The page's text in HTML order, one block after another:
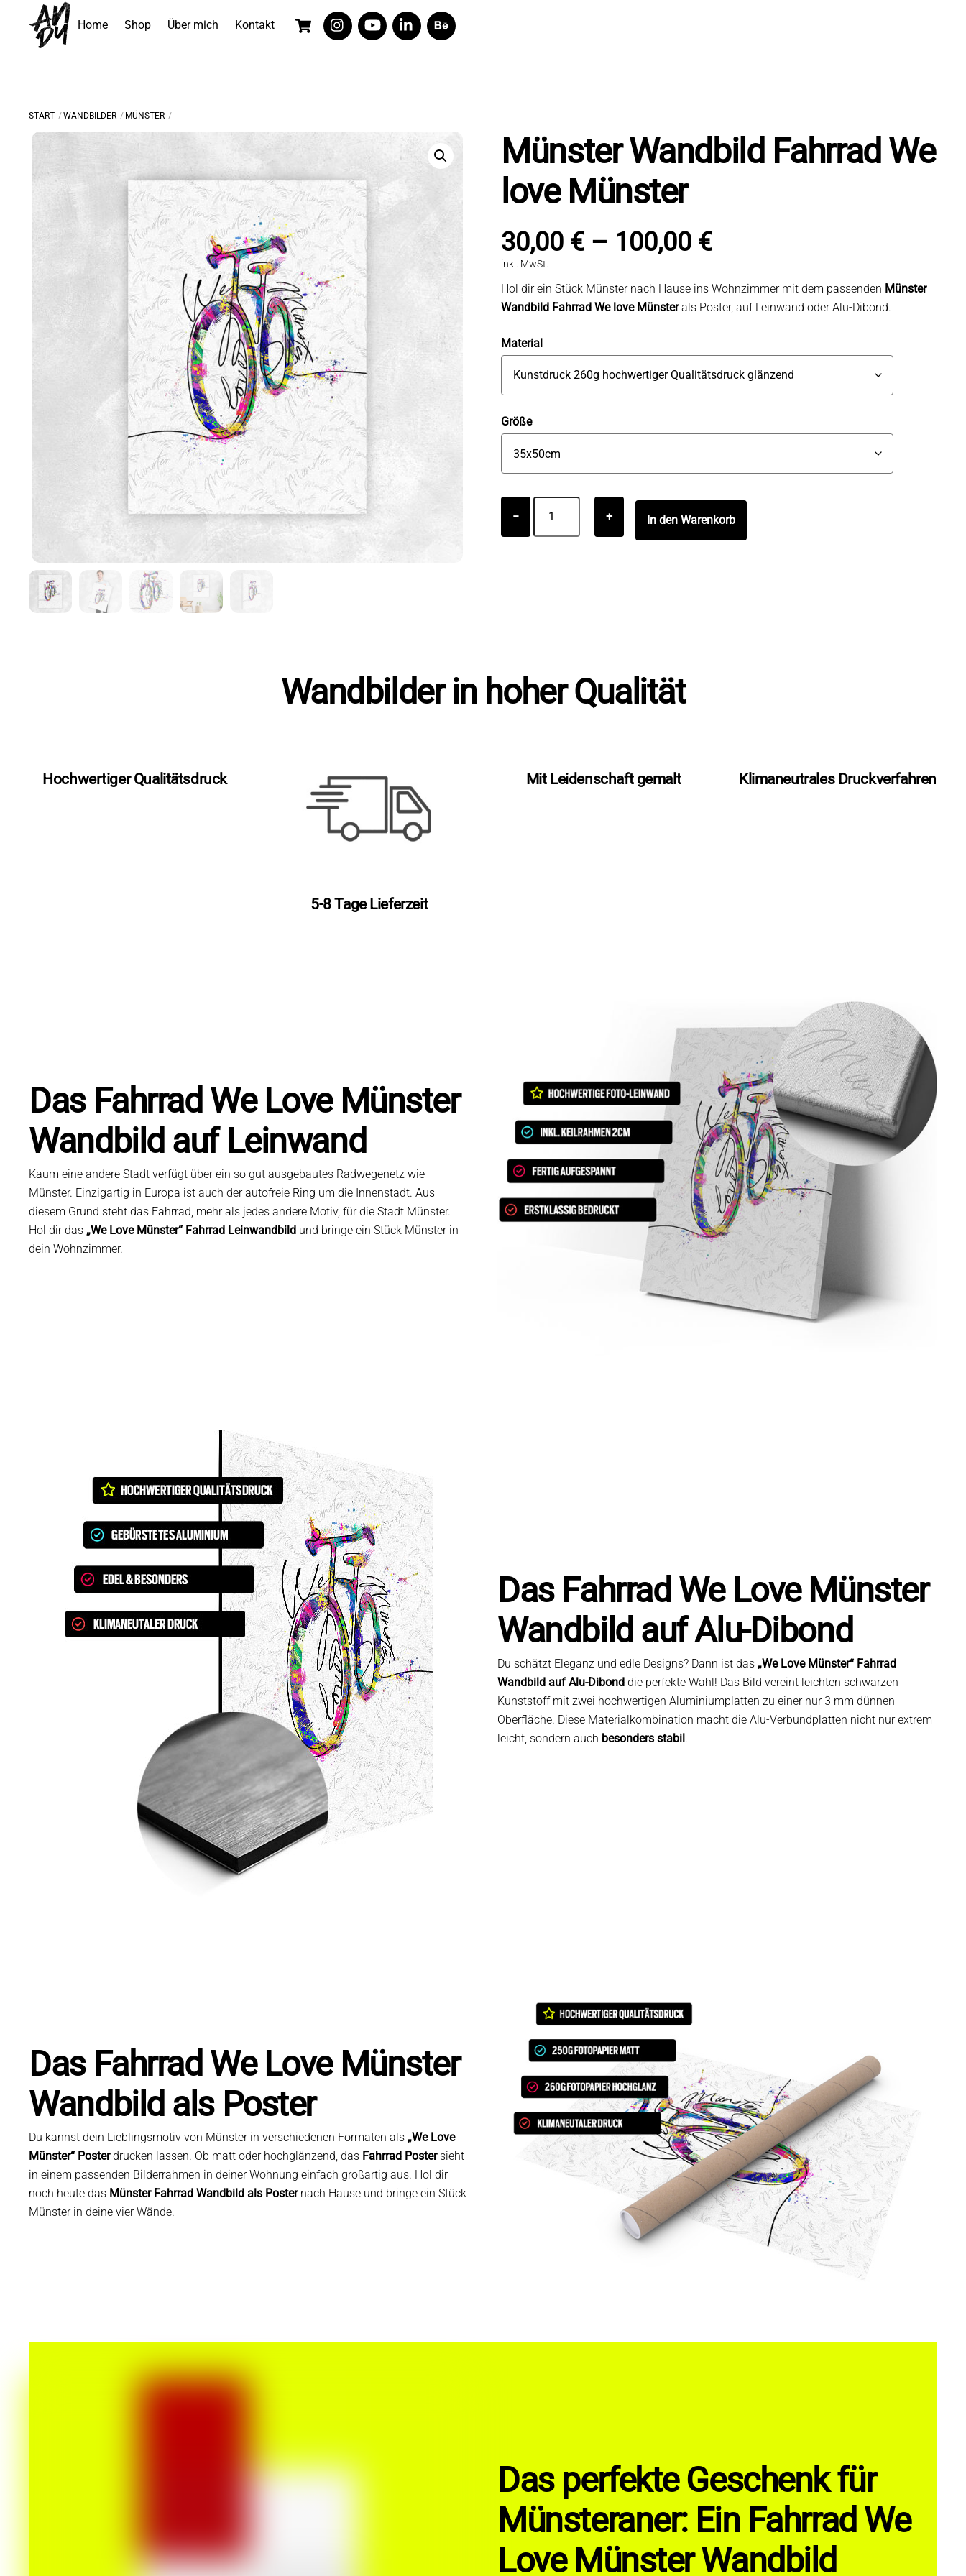
Cart Twitter YouTubeLinkedin
Home Shop Über mich Kontakt
START WANDBILDER MÜNSTER
Münster Wandbild Fahrrad We
love Münster
30,00 € – 100,00 €
inkl. MwSt.
Hol dir ein Stück Münster nach Hause ins Wohnzimmer mit dem passenden Münster
Wandbild Fahrrad We love Münsterals Poster, auf Leinwand oder Alu-Dibond.
Material
Größe
−
Wandbild
+ In den Warenkorb
Wandbilder in hoher Qualität
Hochwertiger Qualitätsdruck
5-8 Tage Lieferzeit
Mit Leidenschaft gemalt Klimaneutrales Druckverfahren
Das Fahrrad We Love Münster
Wandbild auf Leinwand
Kaum eine andere Stadt verfügt über ein so gut ausgebautes Radwegenetz wie
Münster. Einzigartig in Europa ist auch der autofreie Ring um die Innenstadt. Aus
diesem Grund steht das Fahrrad, mehr als jedes andere Motiv, für die Stadt Münster.
Hol dir das „We Love Münster“ Fahrrad Leinwandbild und bringe ein Stück Münster in
dein Wohnzimmer.
Das Fahrrad We Love Münster
Wandbild auf Alu-Dibond
Du schätzt Eleganz und edle Designs? Dann ist das „We Love Münster“ Fahrrad
Wandbild auf Alu-Dibond die perfekte Wahl! Das Bild vereint leichten schwarzen
Kunststoff mit zwei hochwertigen Aluminiumplatten zu einer nur 3 mm dünnen
Oberfläche. Diese Materialkombination macht die Alu-Verbundplatten nicht nur extrem
leicht, sondern auch besonders stabil.
Das Fahrrad We Love Münster
Wandbild als Poster
Du kannst dein Lieblingsmotiv von Münster in verschiedenen Formaten als „We Love
Münster“ Posterdrucken lassen. Ob matt oder hochglänzend, das Fahrrad Postersieht
in einem passenden Bilderrahmen in deiner Wohnung einfach großartig aus. Hol dir
noch heute das Münster Fahrrad Wandbild als Posternach Hause und bringe ein Stück
Münster in deine vier Wände.
Das perfekte Geschenk für
Münsteraner: Ein Fahrrad We
Love Münster Wandbild